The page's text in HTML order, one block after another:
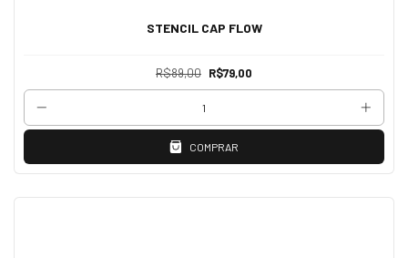
STENCIL CAP FLOW
R$89,00 R$79,00
COMPRAR